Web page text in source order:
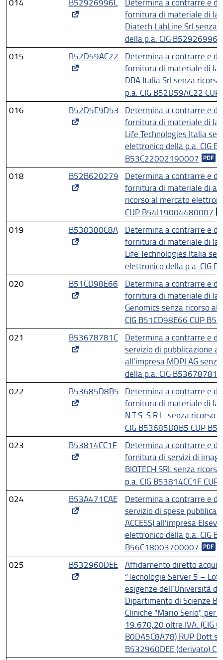
014 B52926996C
Determina a contrarre e
fornitura di materiale di
Diatech LabLine Srl
della p.a. CIG
015
B52D59AC22
Determina a contrarre e
fornitura di materiale di
DBA Italia Srl senza
p.a. CIG B52D59AC22
016
B52D5E9D53
Determina a contrarre e
fornitura di materiale di
Life Technologies Italia
elettronico della p.a. CIG
B53C22002190007
018
B52B620279
Determina a contrarre e
fornitura di materiale di
ricorso al mercato
CUP B54I19004480007
019
B530380C8A
Determina a contrarre e
fornitura di materiale di
Life Technologies Italia
elettronico della p.a. CIG
020
B51CD98E66
Determina a contrarre e
fornitura di materiale di
Genomics senza ricorso
CIG B51CD98E66 CUP
021
B53678781C
Determina a contrarre e
servizio di pubblicazione
all’impresa MDPI AG
della p.a. CIG
022
B53685D8B5
Determina a contrarre e
fornitura di materiale di
N.T.S. S.R.L. senza
CIG B53685D8B5 CUP
023
B53814CC1F
Determina a contrarre e
fornitura di servizi di
BIOTECH SRL senza
p.a. CIG B53814CC1F
024
B53A471CAE
Determina a contrarre e
servizio di spese
ACCESS) all’impresa
elettronico della p.a. CIG
B56C18003700007
025
B532960DEE
Affidamento diretto
“Tecnologie Server 5 –
esigenze dell’Università
Dipartimento di Scienze
Cliniche “Mario Serio”,
19.670,20 oltre IVA. (CIG
B0DA5C8A78) RUP
B532960DEE (derivato)